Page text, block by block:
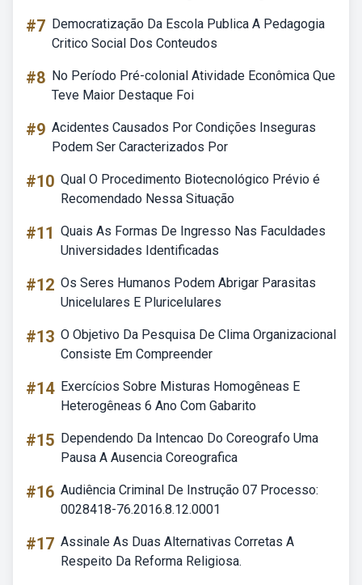
#7 Democratização Da Escola Publica A Pedagogia
Critico Social Dos Conteudos
#8 No Período Pré-colonial Atividade Econômica Que
Teve Maior Destaque Foi
#9 Acidentes Causados Por Condições Inseguras
Podem Ser Caracterizados Por
#10 Qual O Procedimento Biotecnológico Prévio é
Recomendado Nessa Situação
#11 Quais As Formas De Ingresso Nas Faculdades
Universidades Identificadas
#12 Os Seres Humanos Podem Abrigar Parasitas
Unicelulares E Pluricelulares
#13 O Objetivo Da Pesquisa De Clima Organizacional
Consiste Em Compreender
#14 Exercícios Sobre Misturas Homogêneas E
Heterogêneas 6 Ano Com Gabarito
#15 Dependendo Da Intencao Do Coreografo Uma
Pausa A Ausencia Coreografica
#16 Audiência Criminal De Instrução 07 Processo:
0028418-76.2016.8.12.0001
#17 Assinale As Duas Alternativas Corretas A
Respeito Da Reforma Religiosa.